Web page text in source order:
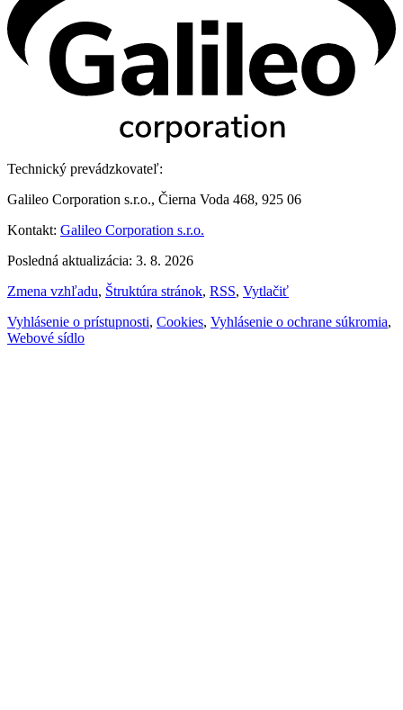
Technický prevádzkovateľ:
Galileo Corporation s.r.o., Čierna Voda 468, 925 06
Kontakt: Galileo Corporation s.r.o.
Posledná aktualizácia: 3. 8. 2026
Zmena vzhľadu, Štruktúra stránok, RSS, Vytlačiť
Vyhlásenie o prístupnosti, Cookies, Vyhlásenie o ochrane súkromia,
Webové sídlo